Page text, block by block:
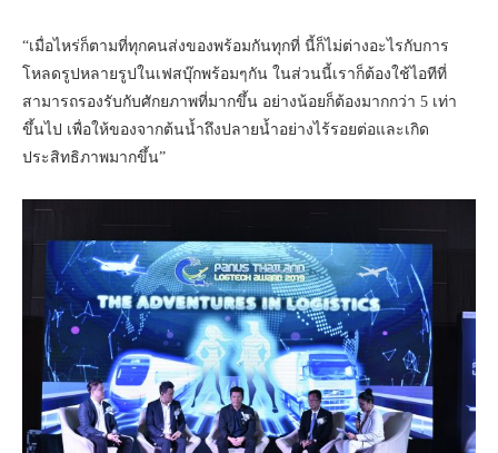
“เมื่อไหร่ก็ตามที่ทุกคนส่งของพร้อมกันทุกที่ นี้ก็ไม่ต่างอะไรกับการ
โหลดรูปหลายรูปในเฟสบุ๊กพร้อมๆกัน ในส่วนนี้เราก็ต้องใช้ไอทีที่
สามารถรองรับกับศักยภาพที่มากขึ้น อย่างน้อยก็ต้องมากกว่า 5 เท่า
ขึ้นไป เพื่อให้ของจากต้นน้ำถึงปลายน้ำอย่างไร้รอยต่อและเกิด
ประสิทธิภาพมากขึ้น”